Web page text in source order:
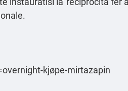
kjøpe-mirtazapin